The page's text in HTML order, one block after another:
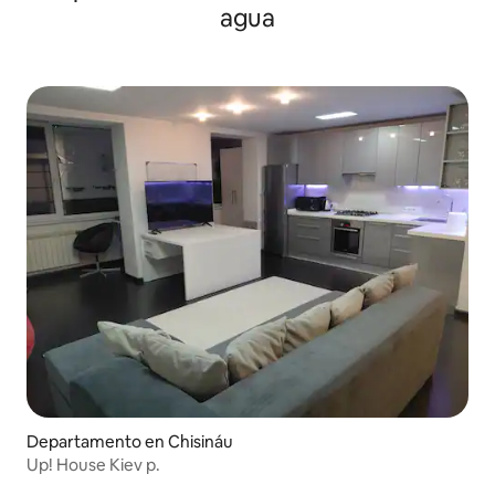
agua
Departamento en Chisináu
Up! House Kiev p.